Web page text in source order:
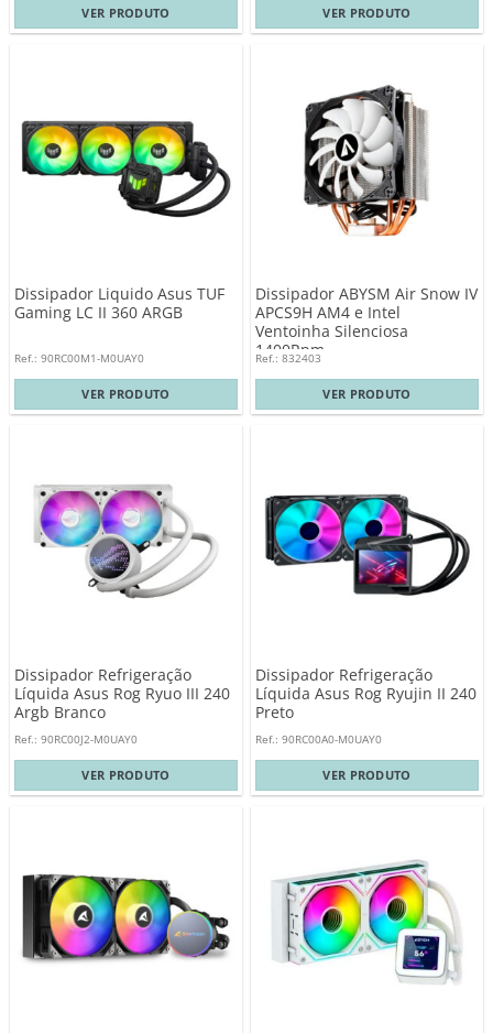
VER PRODUTO VER PRODUTO
Dissipador Liquido Asus TUF
Gaming LC II 360 ARGB
Ref.: 90RC00M1-M0UAY0
VER PRODUTO
Dissipador ABYSM Air Snow IV
APCS9H AM4 e Intel
Ventoinha Silenciosa
1400Rpm
Ref.: 832403
VER PRODUTO
Dissipador Refrigeração
Líquida Asus Rog Ryuo III 240
Argb Branco
Ref.: 90RC00J2-M0UAY0
VER PRODUTO
Dissipador Refrigeração
Líquida Asus Rog Ryujin II 240
Preto
Ref.: 90RC00A0-M0UAY0
VER PRODUTO